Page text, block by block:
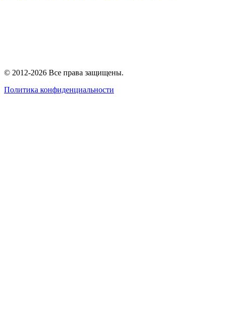
© 2012-2026 Все права защищены.
Политика конфиденциальности